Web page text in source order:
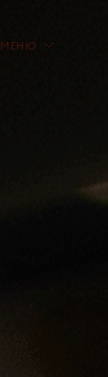
МЕНЮ